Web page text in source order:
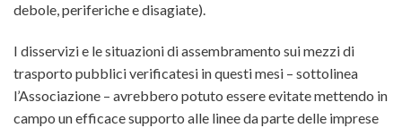
debole, periferiche e disagiate).
I disservizi e le situazioni di assembramento sui mezzi di
trasporto pubblici verificatesi in questi mesi – sottolinea
l’Associazione – avrebbero potuto essere evitate mettendo in
campo un efficace supporto alle linee da parte delle imprese